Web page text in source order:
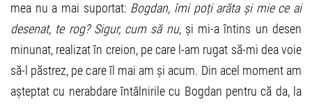
mea nu a mai suportat: Bogdan, îmi poți arăta și mie ce ai
desenat, te rog? Sigur, cum să nu, și mi-a întins un desen
minunat, realizat în creion, pe care l-am rugat să-mi dea voie
să-l păstrez, pe care îl mai am și acum. Din acel moment am
așteptat cu nerabdare întâlnirile cu Bogdan pentru că da, la